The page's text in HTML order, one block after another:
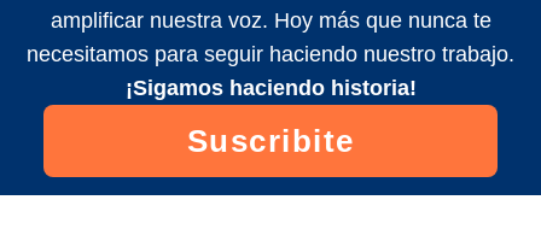
amplificar nuestra voz. Hoy más que nunca te
necesitamos para seguir haciendo nuestro trabajo.
¡Sigamos haciendo historia!
Suscribite